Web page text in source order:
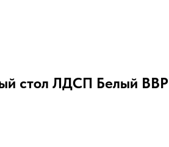
стол ЛДСП Белый ВВР